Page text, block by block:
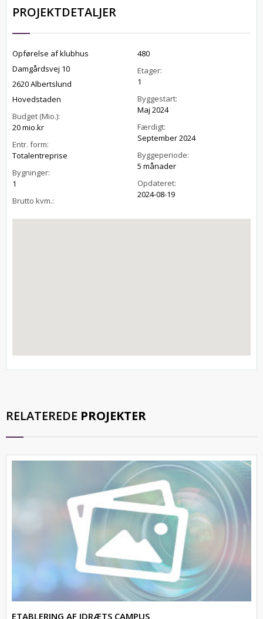
PROJEKTDETALJER
Opførelse af klubhus
Damgårdsvej 10
2620 Albertslund
Hovedstaden
Budget (Mio.):
20 mio.kr
Entr. form:
Totalentreprise
Bygninger:
1
Brutto kvm.:
480
Etager:
1
Byggestart:
Maj 2024
Færdigt:
September 2024
Byggeperiode:
5 månader
Opdateret:
2024-08-19
RELATEREDE PROJEKTER
ETABLERING AF IDRÆTS CAMPUS